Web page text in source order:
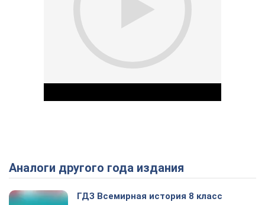
Play Video
Аналоги другого года издания
ГДЗ Всемирная история 8 класс